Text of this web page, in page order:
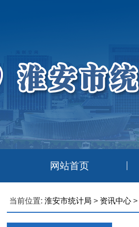
网站首页
当前位置: 淮安市统计局 > 资讯中心 >